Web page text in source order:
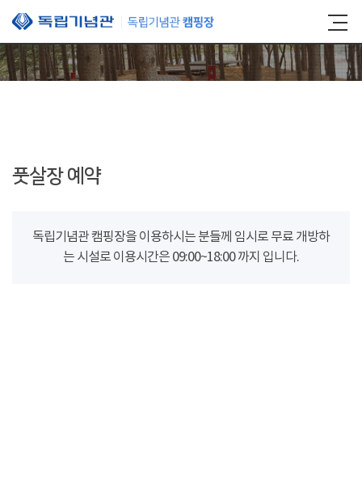
본문 바로가기
풋살장 예약
독립기념관 캠핑장을 이용하시는 분들께 임시로 무료 개방하
는 시설로 이용시간은 09:00~18:00 까지 입니다.